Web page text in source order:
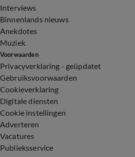
Interviews
Binnenlands nieuws
Anekdotes
Muziek
Voorwaarden
Privacyverklaring - geüpdatet
Gebruiksvoorwaarden
Cookieverklaring
Digitale diensten
Cookie instellingen
Adverteren
Vacatures
Publieksservice